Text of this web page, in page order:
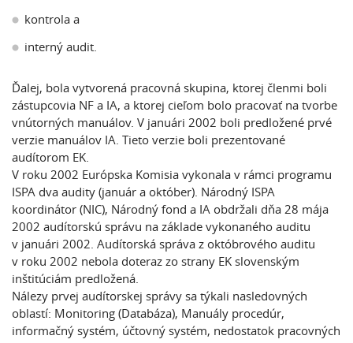
kontrola a
interný audit.
Ďalej, bola vytvorená pracovná skupina, ktorej členmi boli
zástupcovia NF a IA, a ktorej cieľom bolo pracovať na tvorbe
vnútorných manuálov. V januári 2002 boli predložené prvé
verzie manuálov IA. Tieto verzie boli prezentované
audítorom EK.
V roku 2002 Európska Komisia vykonala v rámci programu
ISPA dva audity (január a október). Národný ISPA
koordinátor (NIC), Národný fond a IA obdržali dňa 28 mája
2002 audítorskú správu na základe vykonaného auditu
v januári 2002. Audítorská správa z októbrového auditu
v roku 2002 nebola doteraz zo strany EK slovenským
inštitúciám predložená.
Nálezy prvej audítorskej správy sa týkali nasledovných
oblastí: Monitoring (Databáza), Manuály procedúr,
informačný systém, účtovný systém, nedostatok pracovných